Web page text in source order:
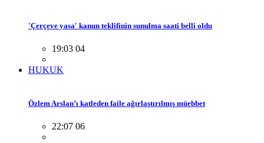
'Çerçeve yasa' kanun teklifinin sunulma saati belli oldu
19:03 04
HUKUK
Özlem Arslan’ı katleden faile ağırlaştırılmış müebbet
22:07 06